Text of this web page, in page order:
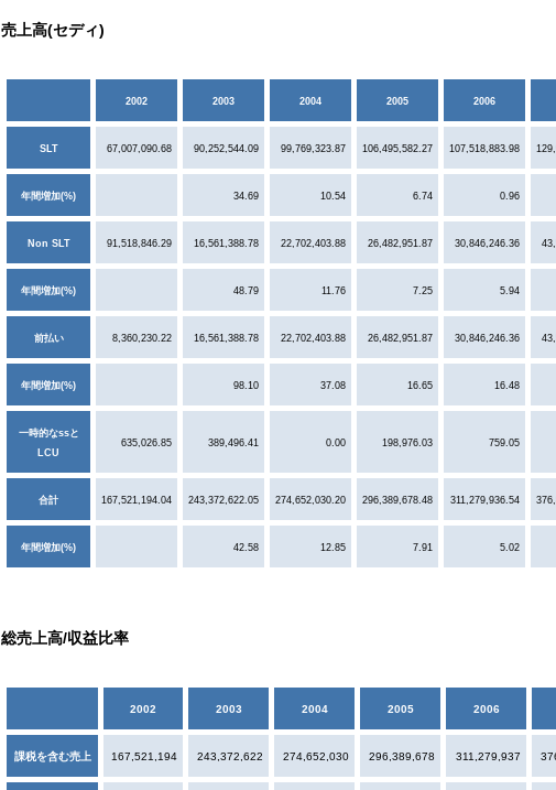
売上高(セディ)
2002 2003 2004 2005 2006
SLT 67,007,090.68 90,252,544.09 99,769,323.87 106,495,582.27 107,518,883.98
年間増加(%) 34.69 10.54 6.74 0.96
Non SLT 91,518,846.29 16,561,388.78 22,702,403.88 26,482,951.87 30,846,246.36
年間増加(%) 48.79 11.76 7.25 5.94
前払い 8,360,230.22 16,561,388.78 22,702,403.88 26,482,951.87 30,846,246.36
年間増加(%) 98.10 37.08 16.65 16.48
一時的なssと
LCU
635,026.85 389,496.41 0.00 198,976.03 759.05
合計 167,521,194.04 243,372,622.05 274,652,030.20 296,389,678.48 311,279,936.54
年間増加(%) 42.58 12.85 7.91 5.02
総売上高/収益比率
2002 2003 2004 2005 2006
課税を含む売上 167,521,194 243,372,622 274,652,030 296,389,678 311,279,937